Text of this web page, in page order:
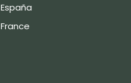
España
France